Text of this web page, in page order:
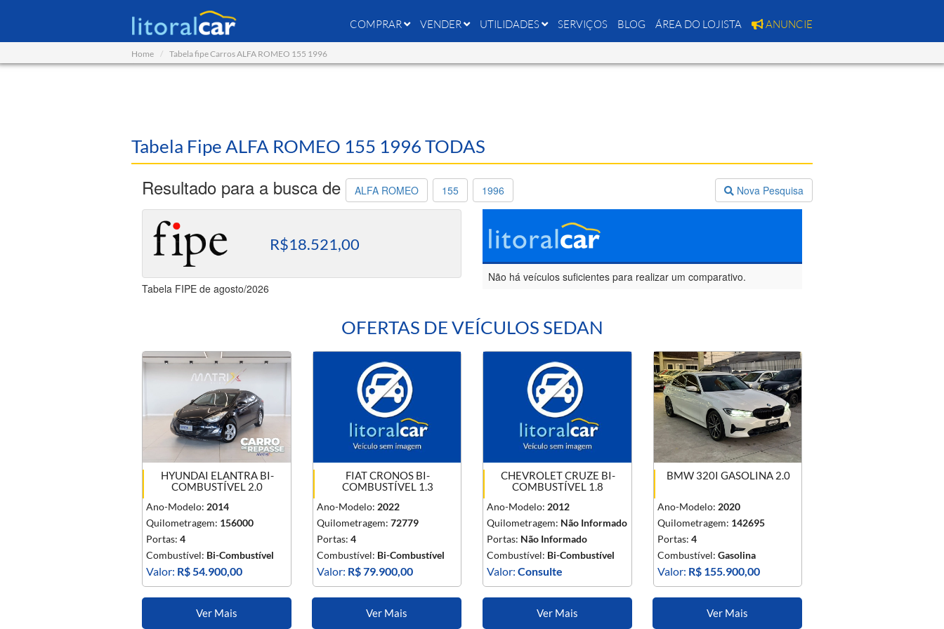
COMPRAR VENDER UTILIDADES SERVIÇOS BLOG ÁREA DO LOJISTA ANUNCIE
Home Tabela fipe Carros ALFA ROMEO 155 1996
Tabela Fipe ALFA ROMEO 155 1996 TODAS
Resultado para a busca de ALFA ROMEO 155 1996 Nova Pesquisa
R$18.521,00
Tabela FIPE de agosto/2026
Não há veículos suficientes para realizar um comparativo.
OFERTAS DE VEÍCULOS SEDAN
HYUNDAI ELANTRA BI-
COMBUSTÍVEL 2.0
Ano-Modelo: 2014
Quilometragem: 156000
Portas: 4
Combustível: Bi-Combustível
Valor: R$ 54.900,00
Ver Mais
FIAT CRONOS BI-
COMBUSTÍVEL 1.3
Ano-Modelo: 2022
Quilometragem: 72779
Portas: 4
Combustível: Bi-Combustível
Valor: R$ 79.900,00
Ver Mais
CHEVROLET CRUZE BI-
COMBUSTÍVEL 1.8
Ano-Modelo: 2012
Quilometragem: Não Informado
Portas: Não Informado
Combustível: Bi-Combustível
Valor: Consulte
Ver Mais
BMW 320I GASOLINA 2.0
Ano-Modelo: 2020
Quilometragem: 142695
Portas: 4
Combustível: Gasolina
Valor: R$ 155.900,00
Ver Mais